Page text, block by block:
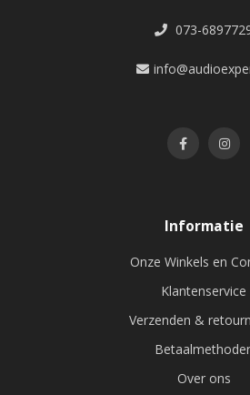
073-
Informatie
Onze Winkels en
Klantenservice
Verzenden &
Over ons